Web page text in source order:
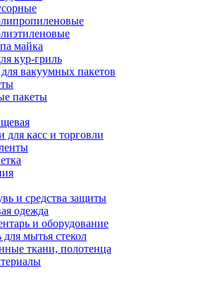
майка
кур-гриль
вакуумных пакетов
пакеты
касс и торговли
и средства защиты
одежда
и оборудование
мытья стекол
ткани, полотенца